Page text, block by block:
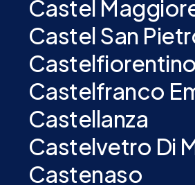
Castel
Castel San
Castelfiorentino
Castelfranco
Castellanza
Castelvetro Di
Castenaso